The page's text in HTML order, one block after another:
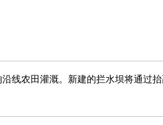
线农田灌溉。新建的拦水坝将通过